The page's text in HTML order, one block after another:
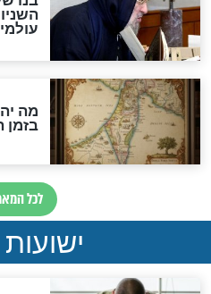
סגולת
תפילה
הדינים